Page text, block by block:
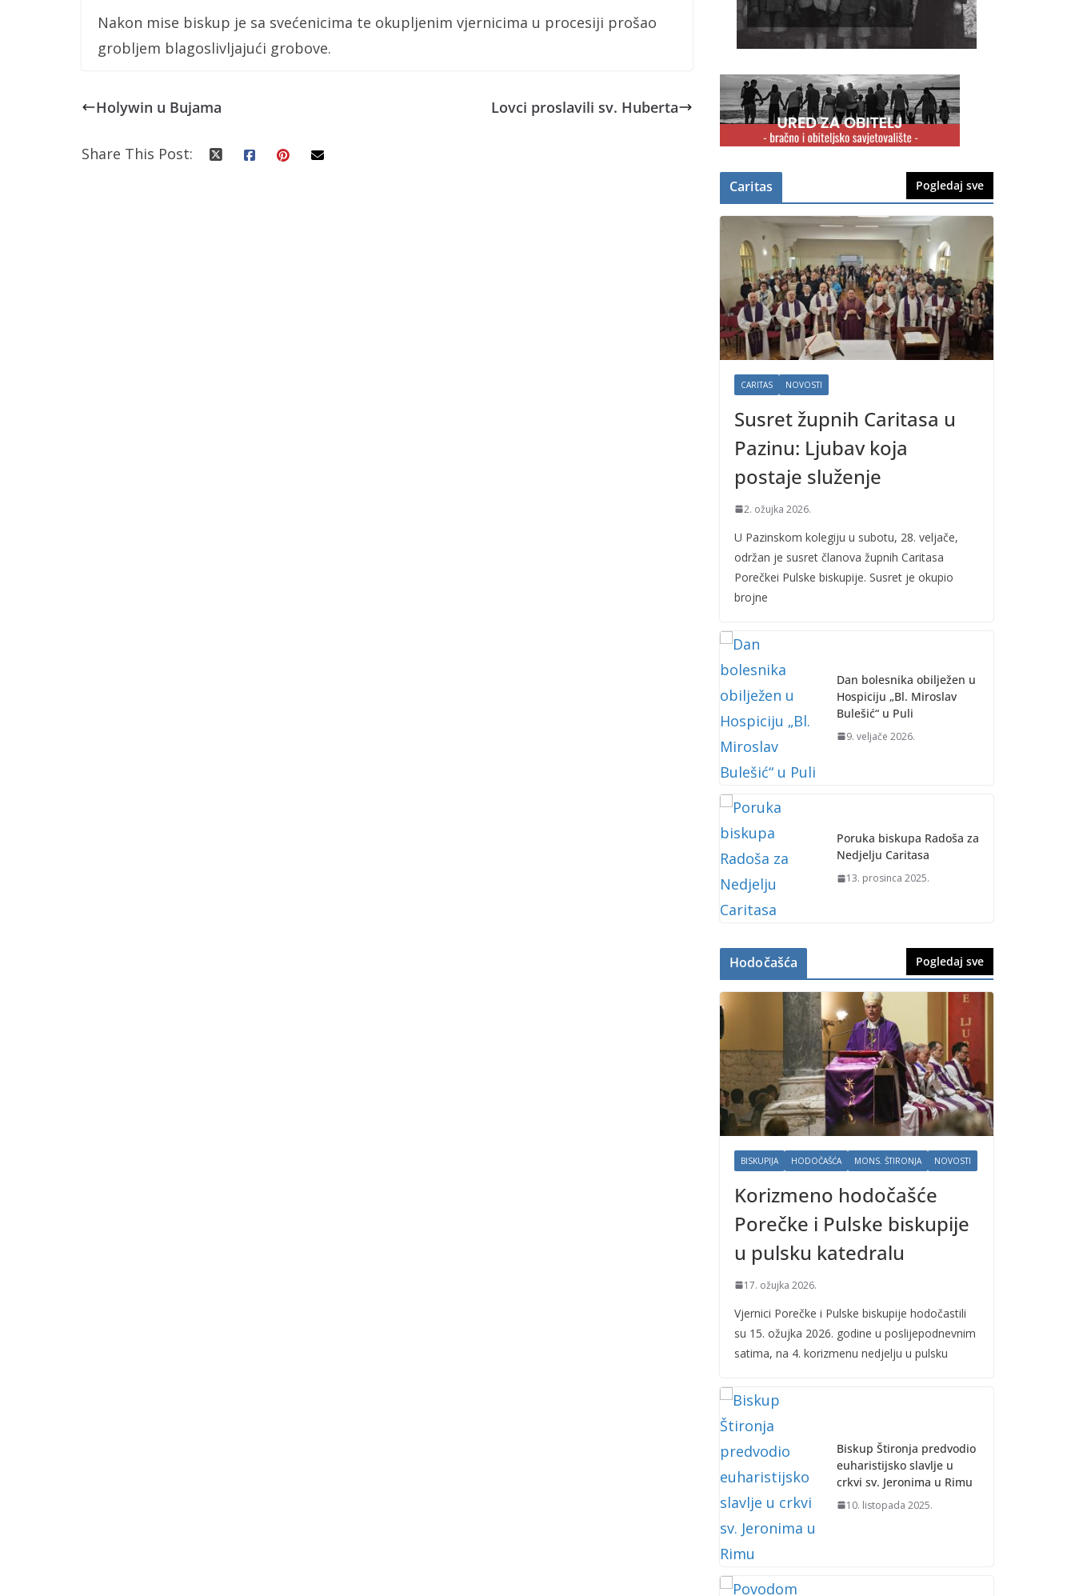
Nakon mise biskup je sa svećenicima te okupljenim vjernicima u procesiji prošao
grobljem blagoslivljajući grobove.
Holywin u Bujama Lovci proslavili sv. Huberta
Share This Post:
Caritas Pogledaj sve
CARITAS NOVOSTI
Susret župnih Caritasa u
Pazinu: Ljubav koja
postaje služenje
2. ožujka 2026.
U Pazinskom kolegiju u subotu, 28. veljače,
održan je susret članova župnih Caritasa
Porečkei Pulske biskupije. Susret je okupio
brojne
Dan bolesnika obilježen u
Hospiciju „Bl. Miroslav
Bulešić“ u Puli
9. veljače 2026.
Poruka biskupa Radoša za
Nedjelju Caritasa
13. prosinca 2025.
Hodočašća Pogledaj sve
BISKUPIJA HODOČAŠĆA MONS. ŠTIRONJA NOVOSTI
Korizmeno hodočašće
Porečke i Pulske biskupije
u pulsku katedralu
17. ožujka 2026.
Vjernici Porečke i Pulske biskupije hodočastili
su 15. ožujka 2026. godine u poslijepodnevnim
satima, na 4. korizmenu nedjelju u pulsku
Biskup Štironja predvodio
euharistijsko slavlje u
crkvi sv. Jeronima u Rimu
10. listopada 2025.